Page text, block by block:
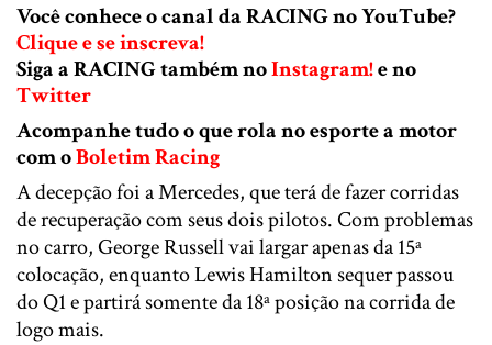
Você conhece o canal da RACING no YouTube?
Clique e se inscreva!
Siga a RACING também noInstagram!e no
Twitter
Acompanhe tudo o que rola no esporte a motor
com oBoletim Racing
A decepção foi a Mercedes, que terá de fazer corridas
de recuperação com seus dois pilotos. Com problemas
no carro, George Russell vai largar apenas da 15ª
colocação, enquanto Lewis Hamilton sequer passou
do Q1 e partirá somente da 18ª posição na corrida de
logo mais.